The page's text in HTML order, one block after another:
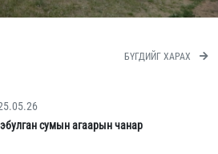
БҮГДИЙГ ХАРАХ
сумын агаарын чанар